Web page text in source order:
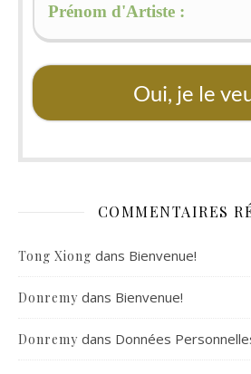
Oui, je le
COMMENTAIRES
Tong Xiong dans Bienvenue!
Donremy dans Bienvenue!
Donremy dans Données